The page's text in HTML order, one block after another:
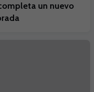
un nuevo